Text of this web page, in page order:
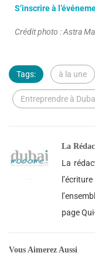
S’inscrire à
Crédit photo : Astra
Tags: à la une
Entreprendre à
La
La
page
Vous Aimerez Aussi